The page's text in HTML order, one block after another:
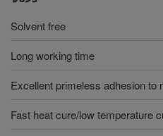
Solvent free
Long working time
Excellent primeless adhesion to
Fast heat cure/low temperature